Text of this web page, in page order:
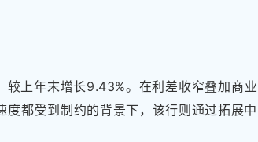
上年末增长9.43%。在利差收窄叠加商业
都受到制约的背景下，该行则通过拓展中